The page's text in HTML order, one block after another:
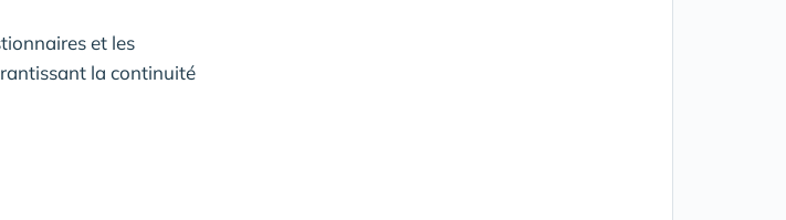
et les
la continuité